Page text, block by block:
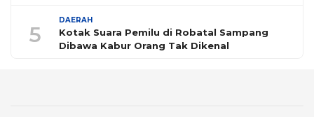
5
DAERAH
Kotak Suara Pemilu di Robatal Sampang
Dibawa Kabur Orang Tak Dikenal